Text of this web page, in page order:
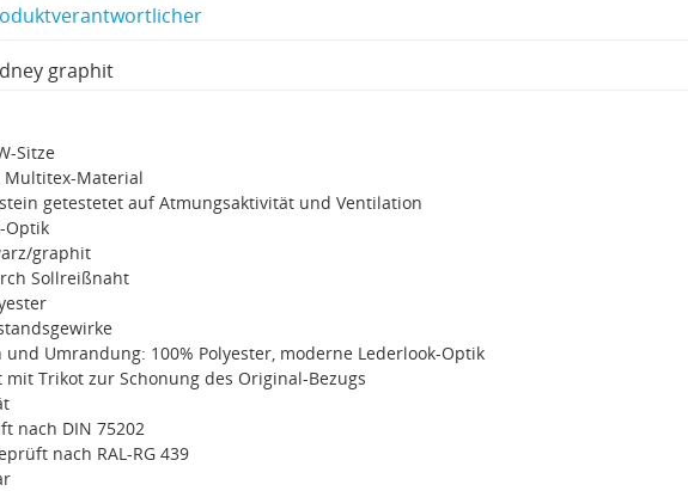
graphit
Sitze
Multitex-Material
getestetet auf Atmungsaktivität und Ventilation
Optik
graphit
Sollreißnaht
und Umrandung: 100% Polyester, moderne Lederlook-Optik
Trikot zur Schonung des Original-Bezugs
nach DIN 75202
nach RAL-RG 439